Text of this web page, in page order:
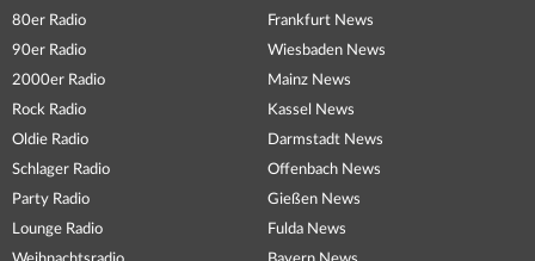
80er Radio
90er Radio
2000er Radio
Rock Radio
Oldie Radio
Schlager Radio
Party Radio
Lounge Radio
Frankfurt News
Wiesbaden News
Mainz News
Kassel News
Darmstadt News
Offenbach News
Gießen News
Fulda News